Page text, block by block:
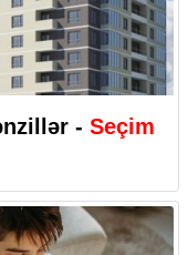
- Seçim